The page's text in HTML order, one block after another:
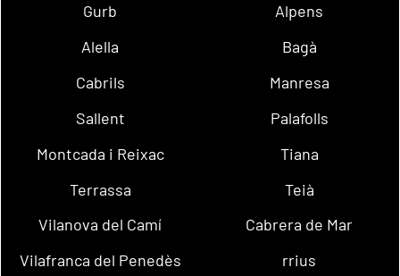
Gurb
Alpens
Alella
Bagà
Cabrils
Manresa
Sallent
Palafolls
Montcada i Reixac
Tiana
Terrassa
Teià
Vilanova del Camí
Cabrera de Mar
Vilafranca del Penedès
rrius